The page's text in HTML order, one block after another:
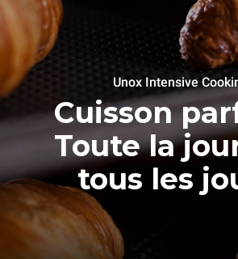
Unox Intensive
Cuisson
Toute la
tous les